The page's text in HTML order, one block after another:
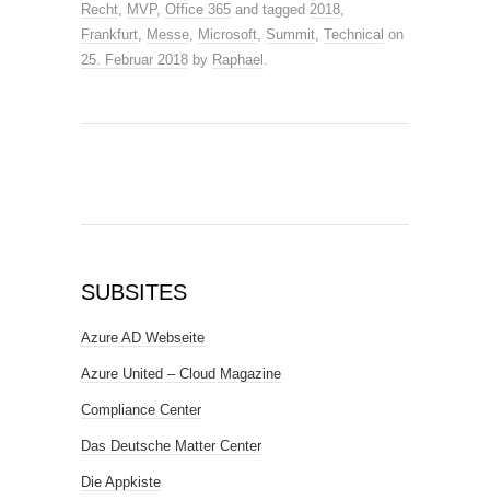
Recht, MVP, Office 365 and tagged 2018,
Frankfurt, Messe, Microsoft, Summit, Technical on
25. Februar 2018 by Raphael .
SUBSITES
Azure AD Webseite
Azure United – Cloud Magazine
Compliance Center
Das Deutsche Matter Center
Die Appkiste